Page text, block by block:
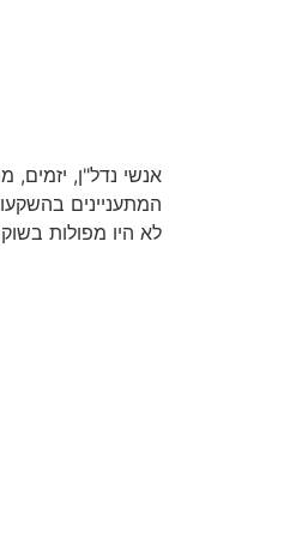
אנשי נדל"ן, יזמים,
המתעניינים
לא היו מפולות